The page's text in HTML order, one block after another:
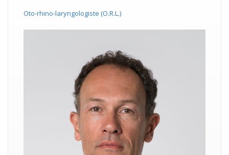
Oto-rhino-laryngologiste (O.R.L.)